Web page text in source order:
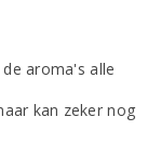
aroma's alle
kan zeker nog